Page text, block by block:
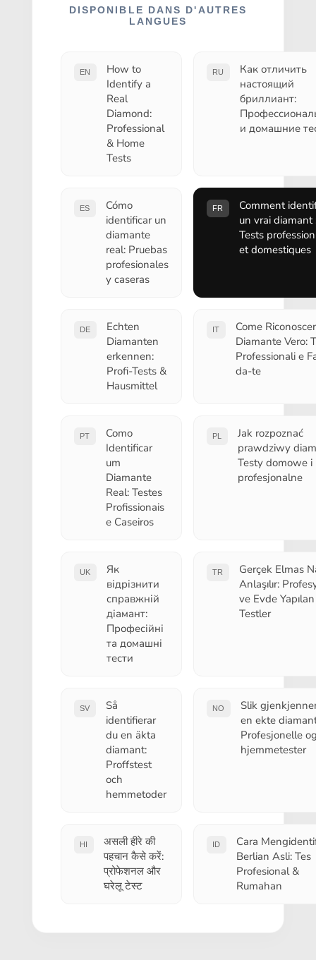
DISPONIBLE DANS D'AUTRES
LANGUES
EN
How to
Identify a
Real
Diamond:
Professional
& Home
Tests
RU
Как отличить
настоящий
бриллиант:
и домашние
ES
Cómo
identificar un
diamante
real: Pruebas
profesionales
y caseras
FR
Comment
un vrai diamant
Tests
et domestiques
DE
Echten
Diamanten
erkennen:
Profi-Tests &
Hausmittel
IT
Come
Diamante Vero:
Professionali e
da-te
PT
Como
Identificar
um
Diamante
Real: Testes
Profissionais
e Caseiros
PL
Jak rozpoznać
prawdziwy
Testy domowe i
profesjonalne
UK
Як
відрізнити
справжній
діамант:
Професійні
та домашні
тести
TR
Gerçek Elmas
Anlaşılır:
ve Evde Yapılan
Testler
SV
Så
identifierar
du en äkta
diamant:
Proffstest
och
hemmetoder
NO
Slik
en ekte
Profesjonelle
hjemmetester
HI
असली हीरे की
पहचान कैसे करें:
प्रोफेशनल और
घरेलू टेस्ट
ID
Cara
Berlian Asli: Tes
Profesional &
Rumahan